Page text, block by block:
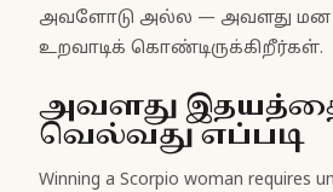
அவளோடு அல்ல — அவளது
உறவாடிக் கொண்டிருக்கிறீர்கள்.
அவளது
வெல்வது எப்படி
Winning a Scorpio woman requires